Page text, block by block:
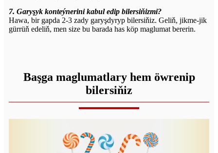
7. Garyşyk konteýnerini kabul edip bilersiňizmi?
Hawa, bir gapda 2-3 zady garyşdyryp bilersiňiz. Geliň, jikme-jik
gürrüň edeliň, men size bu barada has köp maglumat bererin.
Başga maglumatlary hem öwrenip
bilersiňiz